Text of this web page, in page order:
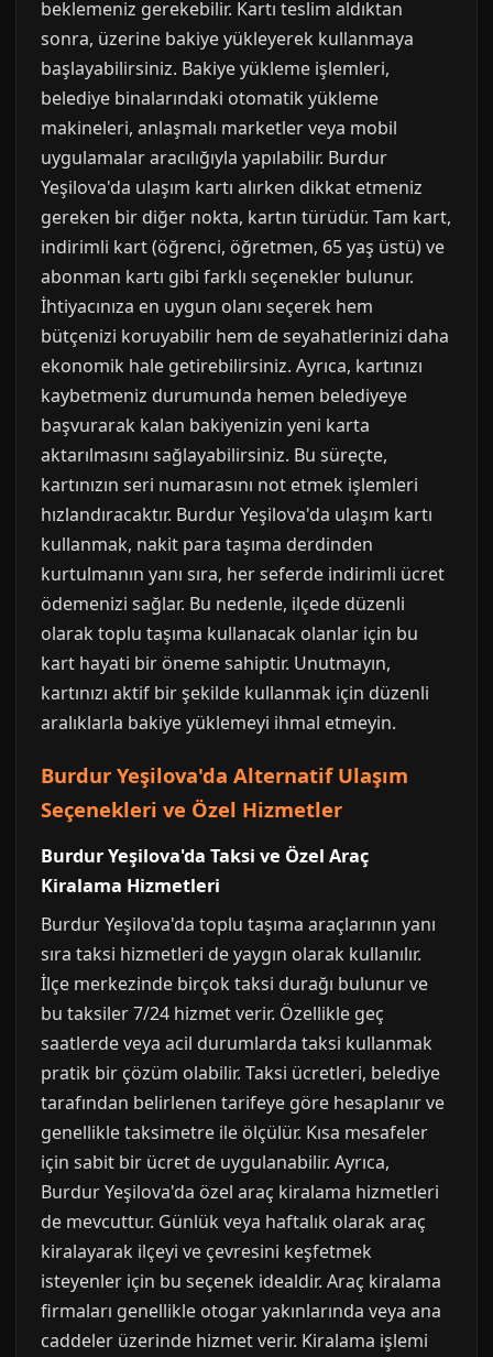
beklemeniz gerekebilir. Kartı teslim aldıktan
sonra, üzerine bakiye yükleyerek kullanmaya
başlayabilirsiniz. Bakiye yükleme işlemleri,
belediye binalarındaki otomatik yükleme
makineleri, anlaşmalı marketler veya mobil
uygulamalar aracılığıyla yapılabilir. Burdur
Yeşilova'da ulaşım kartı alırken dikkat etmeniz
gereken bir diğer nokta, kartın türüdür. Tam kart,
indirimli kart (öğrenci, öğretmen, 65 yaş üstü) ve
abonman kartı gibi farklı seçenekler bulunur.
İhtiyacınıza en uygun olanı seçerek hem
bütçenizi koruyabilir hem de seyahatlerinizi daha
ekonomik hale getirebilirsiniz. Ayrıca, kartınızı
kaybetmeniz durumunda hemen belediyeye
başvurarak kalan bakiyenizin yeni karta
aktarılmasını sağlayabilirsiniz. Bu süreçte,
kartınızın seri numarasını not etmek işlemleri
hızlandıracaktır. Burdur Yeşilova'da ulaşım kartı
kullanmak, nakit para taşıma derdinden
kurtulmanın yanı sıra, her seferde indirimli ücret
ödemenizi sağlar. Bu nedenle, ilçede düzenli
olarak toplu taşıma kullanacak olanlar için bu
kart hayati bir öneme sahiptir. Unutmayın,
kartınızı aktif bir şekilde kullanmak için düzenli
aralıklarla bakiye yüklemeyi ihmal etmeyin.
Burdur Yeşilova'da Alternatif Ulaşım
Seçenekleri ve Özel Hizmetler
Burdur Yeşilova'da Taksi ve Özel Araç
Kiralama Hizmetleri
Burdur Yeşilova'da toplu taşıma araçlarının yanı
sıra taksi hizmetleri de yaygın olarak kullanılır.
İlçe merkezinde birçok taksi durağı bulunur ve
bu taksiler 7/24 hizmet verir. Özellikle geç
saatlerde veya acil durumlarda taksi kullanmak
pratik bir çözüm olabilir. Taksi ücretleri, belediye
tarafından belirlenen tarifeye göre hesaplanır ve
genellikle taksimetre ile ölçülür. Kısa mesafeler
için sabit bir ücret de uygulanabilir. Ayrıca,
Burdur Yeşilova'da özel araç kiralama hizmetleri
de mevcuttur. Günlük veya haftalık olarak araç
kiralayarak ilçeyi ve çevresini keşfetmek
isteyenler için bu seçenek idealdir. Araç kiralama
firmaları genellikle otogar yakınlarında veya ana
caddeler üzerinde hizmet verir. Kiralama işlemi